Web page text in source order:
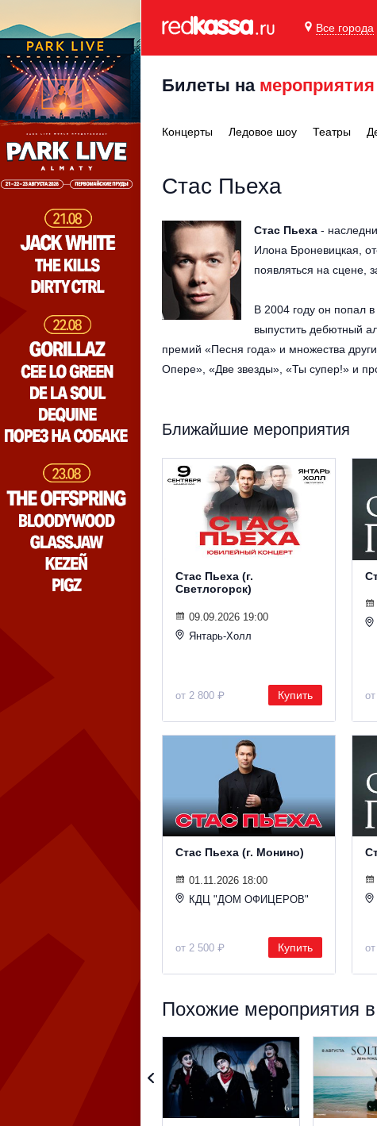
Все города
Билеты на мероприятия
Концерты Ледовое шоу Театры
Стас Пьеха
Стас Пьеха -
Илона Броневицкая,
появляться на сцене,
В 2004 году он попал
выпустить дебютный
премий «Песня года» и множества
Опере», «Две звезды», «Ты супер!» и
Ближайшие мероприятия
Стас Пьеха (г.
Светлогорск)
09.09.2026 19:00
Янтарь-Холл
от 2 800 ₽ Купить
Стас Пьеха (г. Монино)
01.11.2026 18:00
КДЦ "ДОМ ОФИЦЕРОВ"
от 2 500 ₽ Купить
Похожие мероприятия